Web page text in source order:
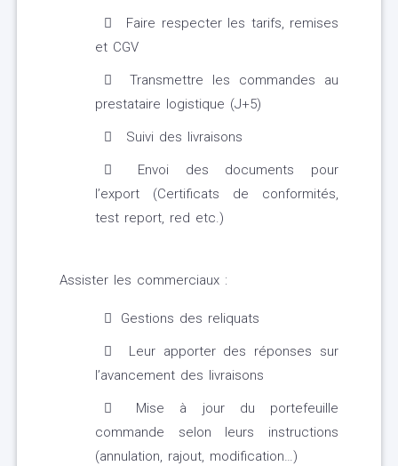
Faire respecter les tarifs, remises
et CGV
Transmettre les commandes au
prestataire logistique (J+5)
Suivi des livraisons
Envoi des documents pour
l’export (Certificats de conformités,
test report, red etc.)
Assister les commerciaux :
Gestions des reliquats
Leur apporter des réponses sur
l’avancement des livraisons
Mise à jour du portefeuille
commande selon leurs instructions
(annulation, rajout, modification…)